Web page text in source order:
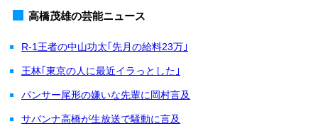
高橋茂雄の芸能ニュース
R-1王者の中山功太｢先月の給料23万｣
王林｢東京の人に最近イラっとした｣
パンサー尾形の嫌いな先輩に岡村言及
サバンナ高橋が生放送で騒動に言及